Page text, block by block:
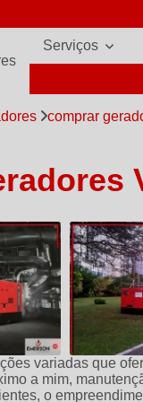
Serviços
comprar
variadas que
a mim,
o